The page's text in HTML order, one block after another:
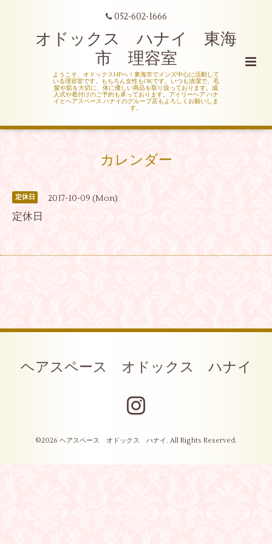
052-602-1666
オドックス ハナイ 東海
市 理容室
ようこそ、オドックスHPへ！東海市でメンズ中心に活動して
いる理容室です。もちろん女性もOKです。いつも清潔で、毛
髪や肌を大切に、体に優しい商品を取り扱っております。成
人式や着付けのご予約も承っております。アイリーヘア ハナ
イとヘアスペース ハナイのグループ店もよろしくお願いしま
す。
カレンダー
定休日 2017-10-09 (Mon)
定休日
ヘアスペース オドックス ハナイ
©2026 ヘアスペース オドックス ハナイ . All Rights Reserved.